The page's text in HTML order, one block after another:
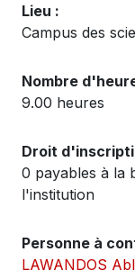
Lieu :
Campus des
Nombre
9.00 heures
Droit
0 payables à la
l'institution
Personne à
LAWANDOS